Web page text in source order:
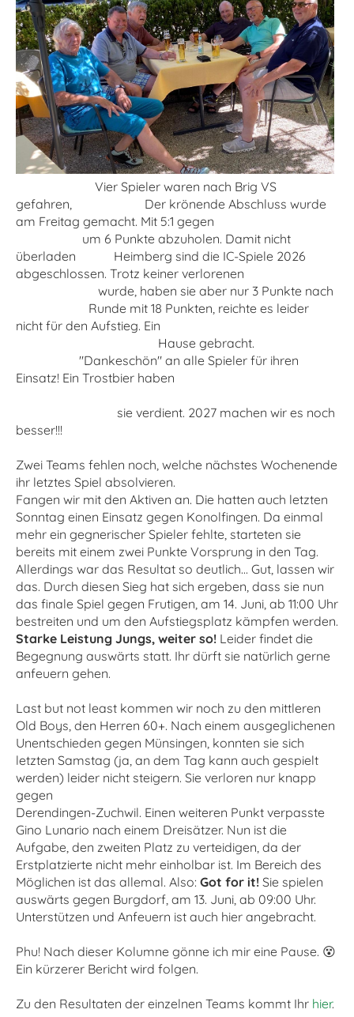
Vier Spieler waren nach Brig VS
gefahren, Der krönende Abschluss wurde
am Freitag gemacht. Mit 5:1 gegen
um 6 Punkte abzuholen. Damit nicht
überladen Heimberg sind die IC-Spiele 2026
abgeschlossen. Trotz keiner verlorenen
wurde, haben sie aber nur 3 Punkte nach
Runde mit 18 Punkten, reichte es leider
nicht für den Aufstieg. Ein
Hause gebracht.
"Dankeschön" an alle Spieler für ihren
Einsatz! Ein Trostbier haben
sie verdient. 2027 machen wir es noch
besser!!!
Zwei Teams fehlen noch, welche nächstes Wochenende
ihr letztes Spiel absolvieren.
Fangen wir mit den Aktiven an. Die hatten auch letzten
Sonntag einen Einsatz gegen Konolfingen. Da einmal
mehr ein gegnerischer Spieler fehlte, starteten sie
bereits mit einem zwei Punkte Vorsprung in den Tag.
Allerdings war das Resultat so deutlich... Gut, lassen wir
das. Durch diesen Sieg hat sich ergeben, dass sie nun
das finale Spiel gegen Frutigen, am 14. Juni, ab 11:00 Uhr
bestreiten und um den Aufstiegsplatz kämpfen werden.
Starke Leistung Jungs, weiter so! Leider findet die
Begegnung auswärts statt. Ihr dürft sie natürlich gerne
anfeuern gehen.
Last but not least kommen wir noch zu den mittleren
Old Boys, den Herren 60+. Nach einem ausgeglichenen
Unentschieden gegen Münsingen, konnten sie sich
letzten Samstag (ja, an dem Tag kann auch gespielt
werden) leider nicht steigern. Sie verloren nur knapp
gegen
Derendingen-Zuchwil. Einen weiteren Punkt verpasste
Gino Lunario nach einem Dreisätzer. Nun ist die
Aufgabe, den zweiten Platz zu verteidigen, da der
Erstplatzierte nicht mehr einholbar ist. Im Bereich des
Möglichen ist das allemal. Also: Got for it! Sie spielen
auswärts gegen Burgdorf, am 13. Juni, ab 09:00 Uhr.
Unterstützen und Anfeuern ist auch hier angebracht.
Phu! Nach dieser Kolumne gönne ich mir eine Pause. 😵
Ein kürzerer Bericht wird folgen.
Zu den Resultaten der einzelnen Teams kommt Ihr hier.